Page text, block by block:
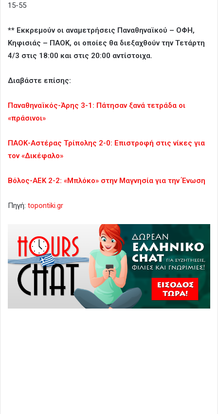
15-55
** Εκκρεμούν οι αναμετρήσεις Παναθηναϊκού – ΟΦΗ,
Κηφισιάς – ΠΑΟΚ, οι οποίες θα διεξαχθούν την Τετάρτη
4/3 στις 18:00 και στις 20:00 αντίστοιχα.
Διαβάστε επίσης:
Παναθηναϊκός-Άρης 3-1: Πάτησαν ξανά τετράδα οι
«πράσινοι»
ΠΑΟΚ-Αστέρας Τρίπολης 2-0: Επιστροφή στις νίκες για
τον «Δικέφαλο»
Βόλος-ΑΕΚ 2-2: «Μπλόκο» στην Μαγνησία για την Ένωση
Πηγή: topontiki.gr